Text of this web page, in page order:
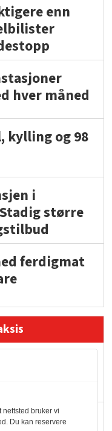
enn
hver måned
kylling og 98
i
større
ferdigmat
nettsted bruker vi
Du kan reservere